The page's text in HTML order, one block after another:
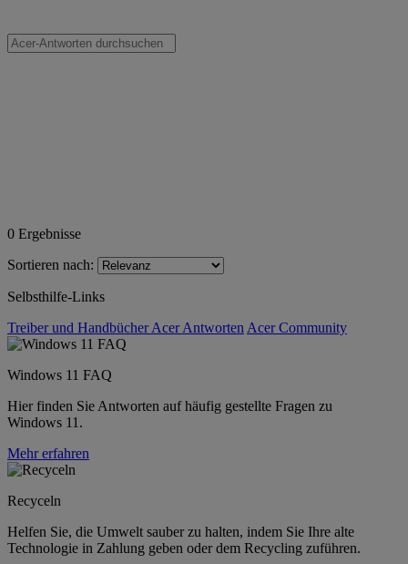
0 Ergebnisse
Sortieren nach:
Selbsthilfe-Links
Treiber und HandbücherAcer Antworten Acer Community
Windows 11 FAQ
Hier finden Sie Antworten auf häufig gestellte Fragen zu
Windows 11.
Mehr erfahren
Recyceln
Helfen Sie, die Umwelt sauber zu halten, indem Sie Ihre alte
Technologie in Zahlung geben oder dem Recycling zuführen.